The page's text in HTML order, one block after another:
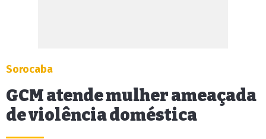
Sorocaba
GCM atende mulher ameaçada
de violência doméstica